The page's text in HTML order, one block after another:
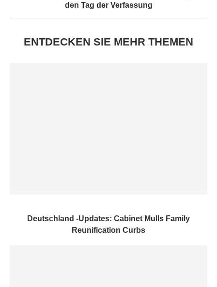
den Tag der Verfassung
ENTDECKEN SIE MEHR THEMEN
Deutschland -Updates: Cabinet Mulls Family
Reunification Curbs